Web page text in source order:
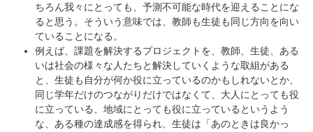
ちろん我々にとっても、予測不可能な時代を迎えることにな
ると思う。そういう意味では、教師も生徒も同じ方向を向い
ていることになる。
例えば、課題を解決するプロジェクトを、教師、生徒、ある
いは社会の様々な人たちと解決していくような取組がある
と、生徒も自分が何か役に立っているのかもしれないとか、
同じ学年だけのつながりだけではなくて、大人にとっても役
に立っている、地域にとっても役に立っているというよう
な、ある種の達成感を得られ、生徒は「あのときは良かっ